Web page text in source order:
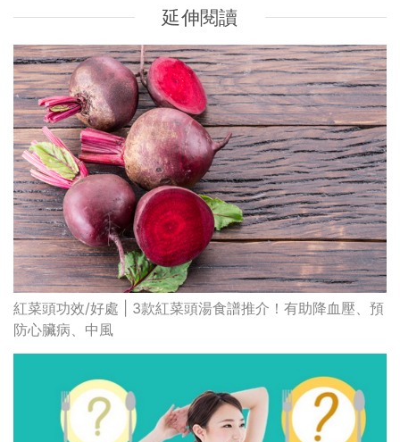
延伸閱讀
紅菜頭功效/好處 | 3款紅菜頭湯食譜推介！有助降血壓、預
防心臟病、中風